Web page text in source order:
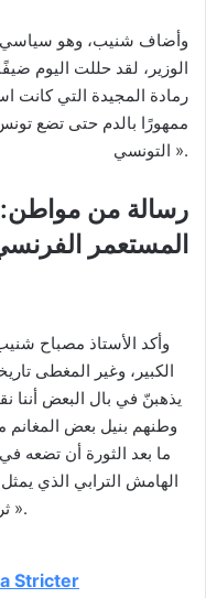
وأضاف شنيب، وهو
الوزير، لقد حللت اليوم
رمادة المجيدة التي كانت
ممهورًا بالدم حتى تضع
التونسي ».
رسالة من مواطن:
المستعمر
وأكد الأستاذ مصباح
يذهبنّ في بال البعض أننا
وطنهم بنيل بعض المغانم
ما بعد الثورة أن تضعه في
الهامش الترابي الذي
ثرواته لصالح الجهة، ولصالح تونس بأكملها ».
Stricter